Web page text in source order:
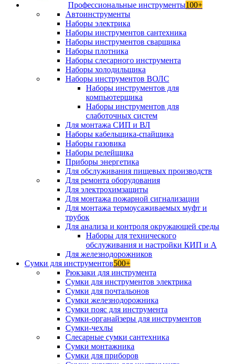
Профессиональные инструменты100+
Автоинструменты
Наборы электрика
Наборы инструментов сантехника
Наборы инструментов сварщика
Наборы плотника
Наборы слесарного инструмента
Наборы холодильщика
Наборы инструментов ВОЛС
Наборы инструментов для
компьютерщика
Наборы инструментов для
слаботочных систем
Для монтажа СИП и ВЛ
Наборы кабельщика-спайщика
Наборы газовика
Наборы релейщика
Приборы энергетика
Для обслуживания пищевых производств
Для ремонта оборудования
Для электрохимзащиты
Для монтажа пожарной сигнализации
Для монтажа термоусаживаемых муфт и
трубок
Для анализа и контроля окружающей среды
Наборы для технического
обслуживания и настройки КИП и А
Для железнодорожников
Сумки для инструментов500+
Рюкзаки для инструмента
Сумки для инструментов электрика
Сумки для почтальонов
Сумки железнодорожника
Сумки пояс для инструмента
Сумки-органайзеры для инструментов
Сумки-чехлы
Слесарные сумки сантехника
Сумки монтажника
Сумки для приборов